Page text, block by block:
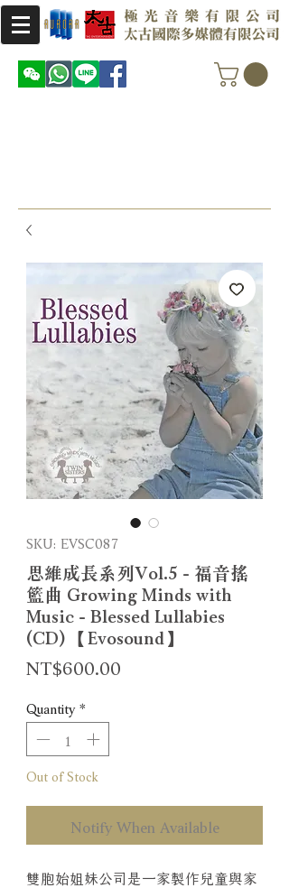
SKU: EVSC087
思維成長系列Vol.5 - 福音搖
籃曲 Growing Minds with
Music - Blessed Lullabies
(CD) 【Evosound】
NT$600.00
Quantity *
Out of Stock
Notify When Available
雙胞始姐妹公司是一家製作兒童與家